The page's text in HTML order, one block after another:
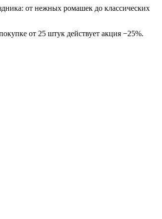
от нежных ромашек до классических
от 25 штук действует акция −25%.